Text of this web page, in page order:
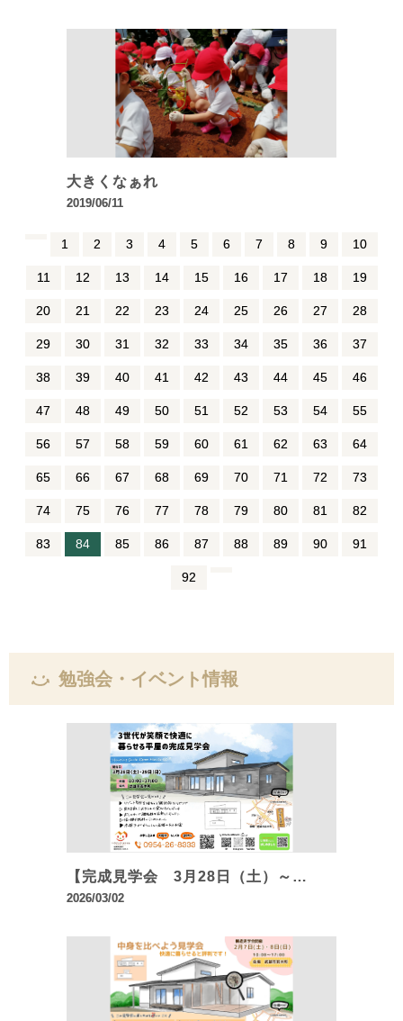
大きくなぁれ
2019/06/11
1 2 3 4 5 6 7 8 9 10
11 12 13 14 15 16 17 18 19
20 21 22 23 24 25 26 27 28
29 30 31 32 33 34 35 36 37
38 39 40 41 42 43 44 45 46
47 48 49 50 51 52 53 54 55
56 57 58 59 60 61 62 63 64
65 66 67 68 69 70 71 72 73
74 75 76 77 78 79 80 81 82
83 84 85 86 87 88 89 90 91
92
勉強会・イベント情報
【完成見学会 3月28日（土）～…
2026/03/02